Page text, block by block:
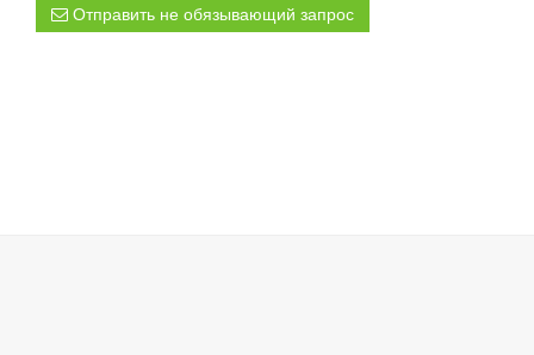
Отправить не обязывающий запрос